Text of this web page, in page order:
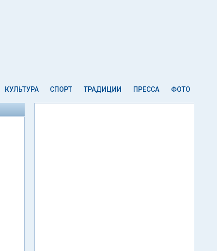
КУЛЬТУРА СПОРТ ТРАДИЦИИ ПРЕССА ФОТО